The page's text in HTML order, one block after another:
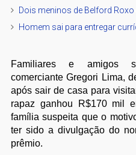
Dois meninos de Belford
Homem sai para entregar
Familiares e amigos
comerciante Gregori Lima,
após sair de casa para
rapaz ganhou R$170 mil
família suspeita que o
ter sido a divulgação do
prêmio.